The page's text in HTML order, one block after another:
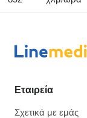
Εταιρεία
Σχετικά με εμάς